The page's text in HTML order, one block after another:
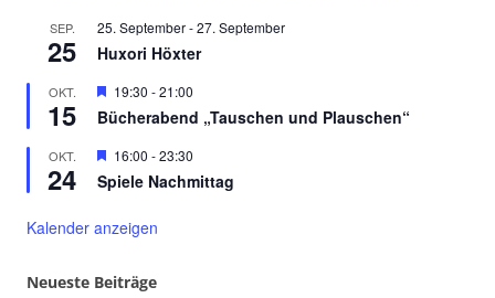
SEP.
25
25. September-27. September
Huxori Höxter
OKT.
15
Hervorgehoben
19:30 -21:00
Bücherabend „Tauschen und Plauschen“
OKT.
24
Hervorgehoben
16:00 -23:30
Spiele Nachmittag
Kalender anzeigen
Neueste Beiträge